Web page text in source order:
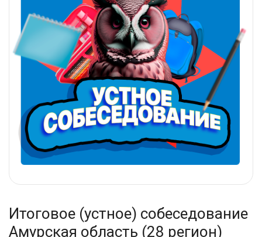
Итоговое (устное) собеседование
Амурская область (28 регион)